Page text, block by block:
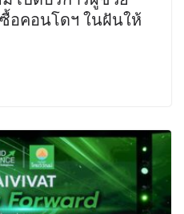
อคอนโดฯ ในฝันให้